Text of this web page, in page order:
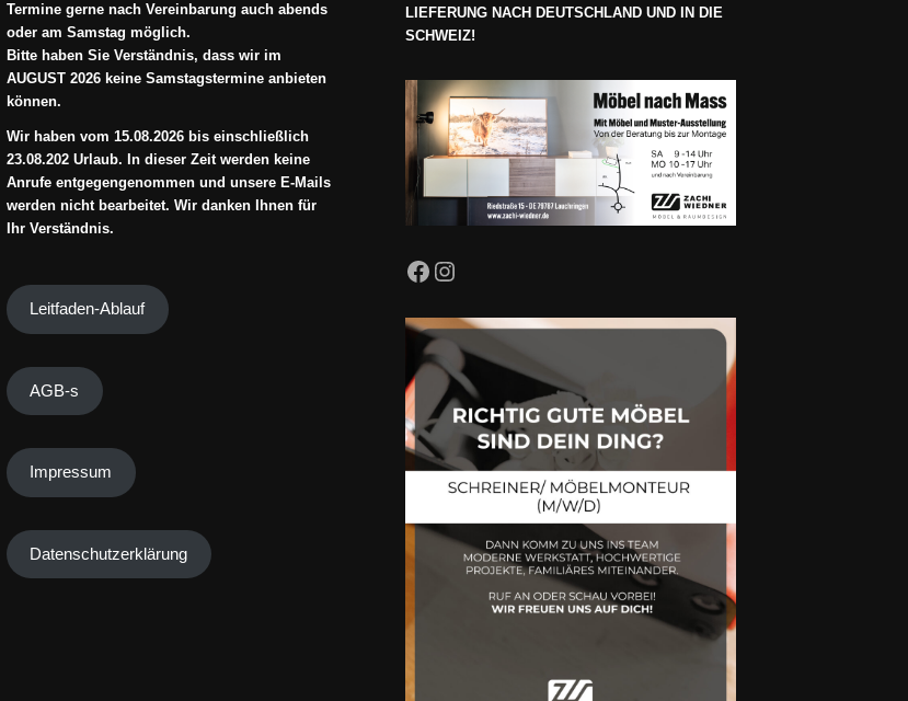
Termine gerne nach Vereinbarung auch abends
oder am Samstag möglich.
Bitte haben Sie Verständnis, dass wir im
AUGUST 2026 keine Samstagstermine anbieten
können.
Wir haben vom 15.08.2026 bis einschließlich
23.08.202 Urlaub. In dieser Zeit werden keine
Anrufe entgegengenommen und unsere E-Mails
werden nicht bearbeitet. Wir danken Ihnen für
Ihr Verständnis.
Leitfaden-Ablauf
AGB-s
Impressum
Datenschutzerklärung
LIEFERUNG NACH DEUTSCHLAND UND IN DIE
SCHWEIZ!
Facebook
Instagram